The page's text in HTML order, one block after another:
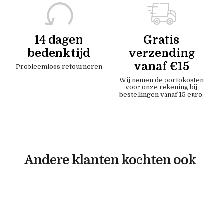
14 dagen
bedenktijd
Probleemloos retourneren
Gratis
verzending
vanaf €15
Wij nemen de portokosten
voor onze rekening bij
bestellingen vanaf 15 euro.
Andere klanten kochten ook